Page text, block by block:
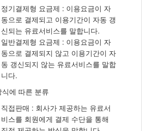
정기결제형 요금제 : 이용요금이 자
동으로 결제되고 이용기간이 자동 갱
신되는 유료서비스를 말합니다.
일반결제형 요금제 : 이용요금이 자
동으로 결제되지 않고 이용기간이 자
동 갱신되지 않는 유료서비스를 말합
니다.
식에 따른 분류
직접판매 : 회사가 제공하는 유료서
비스를 회원에게 결제 수단을 통해